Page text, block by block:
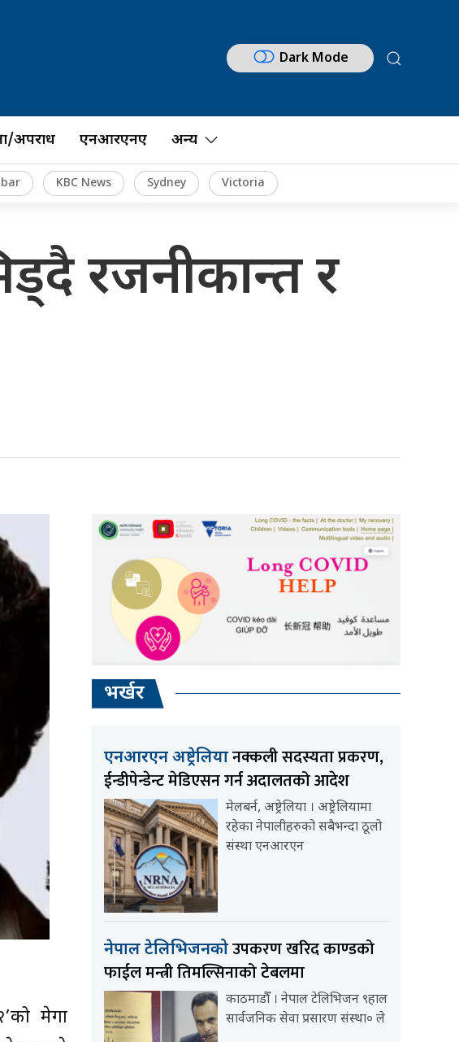
Dark Mode
अपराध एनआरएनए अन्य
KBC News Sydney Victoria
रजनीकान्त र
मेगा
भर्खर
एनआरएन अष्ट्रेलियानक्कली सदस्यता प्रकरण,
ईन्डीपेन्डेन्ट मेडिएसन गर्न अदालतको आदेश
मेलबर्न, अष्ट्रेलिया । अष्ट्रेलियामा
रहेका नेपालीहरुको सबैभन्दा ठूलो
संस्था एनआरएन
नेपाल टेलिभिजनकोउपकरण खरिद काण्डको
फाईल मन्त्री तिमल्सिनाको टेबलमा
काठमाडौँ । नेपाल टेलिभिजन ९हाल
सार्वजनिक सेवा प्रसारण संस्था० ले